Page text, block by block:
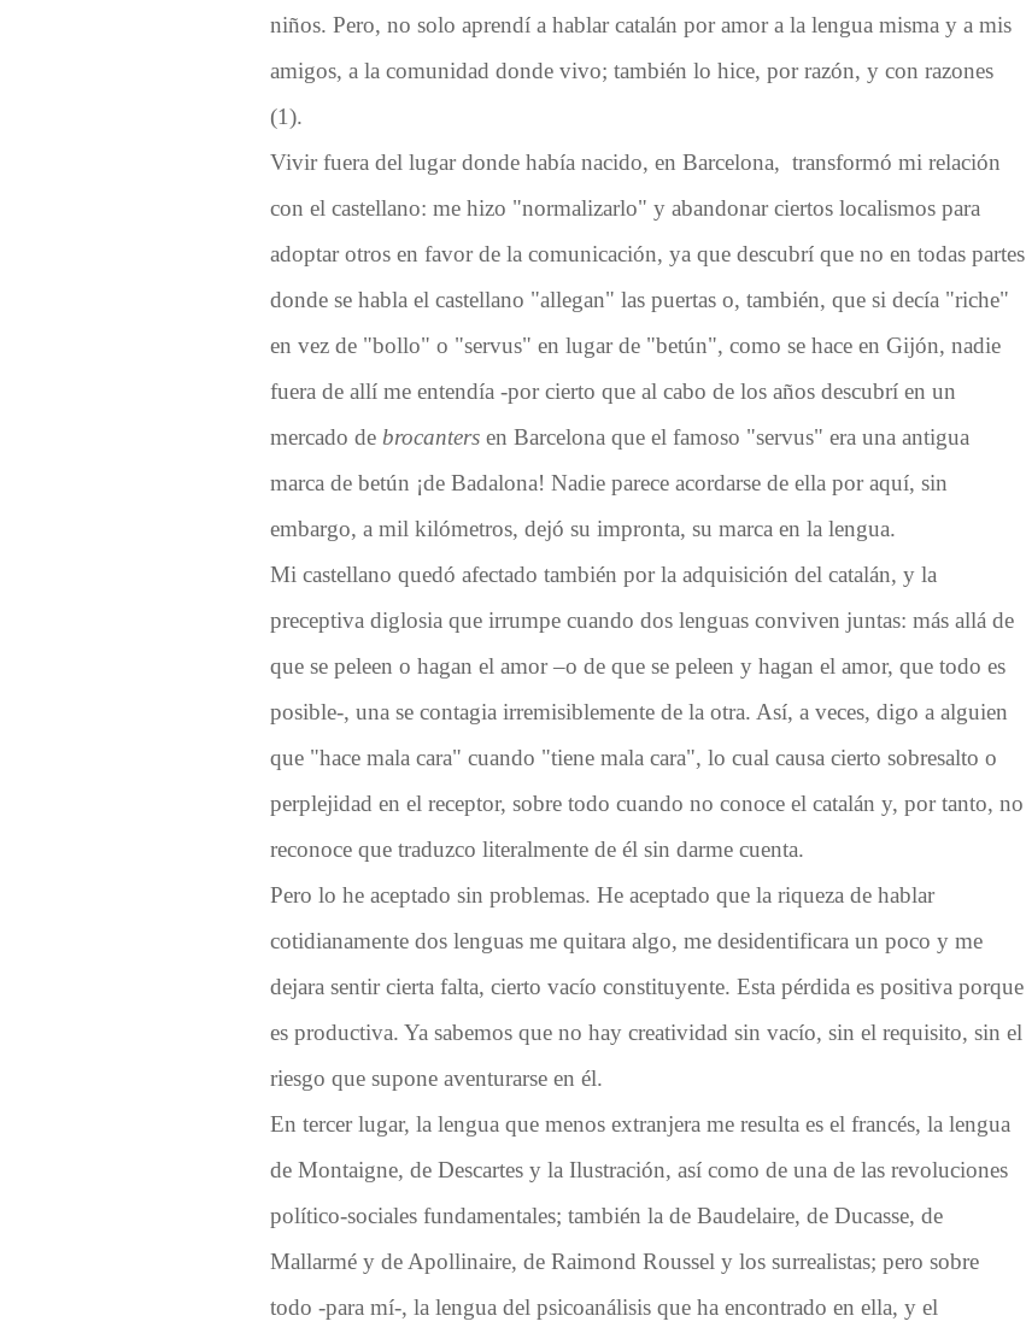
niños. Pero, no solo aprendí a hablar catalán por amor a la lengua misma y a mis
amigos, a la comunidad donde vivo; también lo hice, por razón, y con razones
(1).
Vivir fuera del lugar donde había nacido, en Barcelona, transformó mi relación
con el castellano: me hizo "normalizarlo" y abandonar ciertos localismos para
adoptar otros en favor de la comunicación, ya que descubrí que no en todas partes
donde se habla el castellano "allegan" las puertas o, también, que si decía "riche"
en vez de "bollo" o "servus" en lugar de "betún", como se hace en Gijón, nadie
fuera de allí me entendía -por cierto que al cabo de los años descubrí en un
mercado de brocanters en Barcelona que el famoso "servus" era una antigua
marca de betún ¡de Badalona! Nadie parece acordarse de ella por aquí, sin
embargo, a mil kilómetros, dejó su impronta, su marca en la lengua.
Mi castellano quedó afectado también por la adquisición del catalán, y la
preceptiva diglosia que irrumpe cuando dos lenguas conviven juntas: más allá de
que se peleen o hagan el amor –o de que se peleen y hagan el amor, que todo es
posible-, una se contagia irremisiblemente de la otra. Así, a veces, digo a alguien
que "hace mala cara" cuando "tiene mala cara", lo cual causa cierto sobresalto o
perplejidad en el receptor, sobre todo cuando no conoce el catalán y, por tanto, no
reconoce que traduzco literalmente de él sin darme cuenta.
Pero lo he aceptado sin problemas. He aceptado que la riqueza de hablar
cotidianamente dos lenguas me quitara algo, me desidentificara un poco y me
dejara sentir cierta falta, cierto vacío constituyente. Esta pérdida es positiva porque
es productiva. Ya sabemos que no hay creatividad sin vacío, sin el requisito, sin el
riesgo que supone aventurarse en él.
En tercer lugar, la lengua que menos extranjera me resulta es el francés, la lengua
de Montaigne, de Descartes y la Ilustración, así como de una de las revoluciones
político-sociales fundamentales; también la de Baudelaire, de Ducasse, de
Mallarmé y de Apollinaire, de Raimond Roussel y los surrealistas; pero sobre
todo -para mí-, la lengua del psicoanálisis que ha encontrado en ella, y el